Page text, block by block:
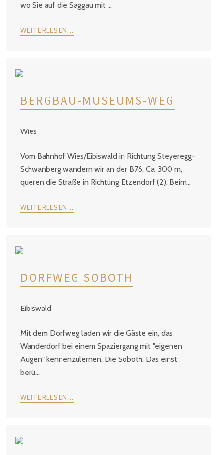
wo Sie auf die Saggau mit ...
WEITERLESEN...
BERGBAU-MUSEUMS-WEG
Wies
Vom Bahnhof Wies/Eibiswald in Richtung Steyeregg-
Schwanberg wandern wir an der B76. Ca. 300 m,
queren die Straße in Richtung Etzendorf (2). Beim...
WEITERLESEN...
DORFWEG SOBOTH
Eibiswald
Mit dem Dorfweg laden wir die Gäste ein, das
Wanderdorf bei einem Spaziergang mit "eigenen
Augen" kennenzulernen. Die Soboth: Das einst
berü...
WEITERLESEN...